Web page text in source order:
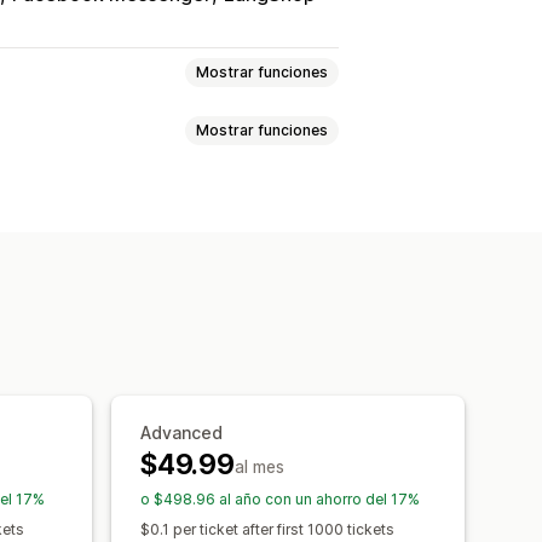
Mostrar funciones
Informes y estadísticas
Mostrar funciones
17%
Advanced
$49.99al mes
o $498.96 al año con un ahorro del 17%
$0.1 per ticket after first 1000 tickets